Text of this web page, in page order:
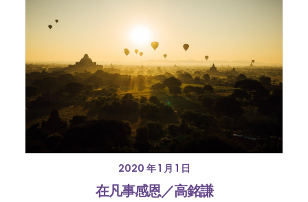
2020 年 1 月 1 日
在凡事感恩／高銘謙